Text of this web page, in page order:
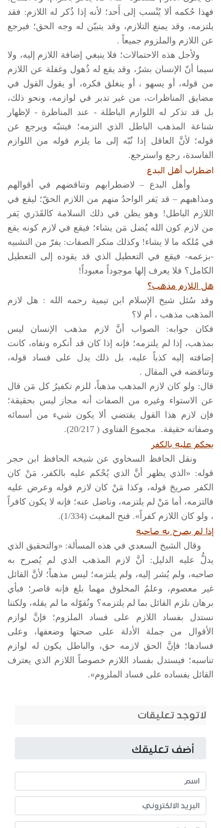
فهذا حُكمه ألا يُنْسب إلى أَحد؛ لأنه إذا ذُكر له اللازم: فقد
يلتزمه، وقد يمنع التلازم، وقد يتبيّن له وجه الحق؛ فيرجع
عن اللازم والملزوم جميعاً .
ولأجل هذه الاحتمالات؛ فلا ينبغي إضافة اللازم إليه، ولا
سيما أنّ الإنسان بشرٌ، وقد يقع له ذُهول وغفلة عن اللازم
من قوله، أو يسهو ، أو ينغلق فكره، أو يقول القول في
مضايق المناظرات، من غير تدبر في لوازمه، ونحو ذلك،
بل قد تذكر له اللوازم الباطلة - عند المناظرة - لإظهار
شناعة المذهب الباطل الذي التزمه؛ فيتنبّه ويرجع عن
قوله؛ لأنَّ العاقل إذا نُبّه إلى ما يلزم قوله من اللوازم
الفاسدة، رجع واسترجع.
اضطراب أهل البدع
وأهل البدع – لاضطرابهم وتناقضهم في أقوالهم
ومذاهبهم – قد يَفر الواحدُ منهم من اللازم الحقّ؛ ليقع في
اللازم الباطل! وهو يظن في ذلك السلامة كالقَدَري يَفر
من لازم كون الله يُضل مَن يشاء؛ فيقع في لازم كونه يقع
في مُلكه ما لا يشاء! وكذلك منكر الصفات: يفرّ من التشبيه
-بزعمه- فيقع في التعطيل الذي قد يقوده إلى التعطيل
الكامل؟ فلا يعرف إلها موجوداً معبوداً!
هل اللازم مذهب؟
وقد سُئل شيخ الإسلام ابن تيمية رحمه الله : هل لازم
المذهب مذهب ، أم لا؟
فكان جوابه: الصواب أنَّ لازم مذهب الإنسان ليس
بمذهب، إذا لم يلتزمه؛ فإنه إذا كان قد أنكره ونفاه، كانت
إضافته إليه كذباً عليه، بل ذلك يدل على فساد قوله،
وتناقضه في المقال .
قال: ولو كان لازم المذهب مذهباً، للزم تكفيرُ كل مَن قال
عن الاستواء وغيره من الصفات أنه مجاز ليس بحقيقة؛
فإن لازم هذا القول يقتضي ألا يكون شيء من أسمائه
وصفاته حقيقة. مجموع الفتاوى ( 20/217).
يحكم عليه بالكفر
ونقل الحافظ السخاوي عن شيخه الحافظ ابن حجر
قوله: «الذي يظهر أنَّ الذي يُحْكم عليه بالكفر، مَنْ كان
الكفر صريحَ قوله، وكذا مَنْ كان لازم قوله وعرض عليه
فالتزمه، أما مَنْ لم يلتزمه، وناضل عنه؛ فإنه لا يكون كافراً
، ولو كان اللازم كفراً». فنح المغيث (1/334).
إذا لم يصرح به صاحبه
وقال الشيخ السعدي في هذه المسألة: «والتحقيق الذي
يدلُّ عليه الدليل: أنَّ لازم المذهب الذي لم يُصرح به
صاحبه، ولم يُشر إليه، ولم يلتزمه؛ ليس مذهباً؛ لأنَّ القائل
غير معصوم، وعلمُ المخلوق مهما بلغ فإنه قاصر؛ فبأي
برهان نلزم القائل بما لم يلتزمه؟ ونُقوّله ما لم يقله، ولكننا
نستدل بفساد اللازم على فساد الملزوم؛ فإنَّ لوازم
الأقوال من جملة الأدلة على صحتها وضعفها، وعلى
فسادها؛ فإنَّ الحق لازمه حق، والباطل يكون له لوازم
تناسبه؛ فيستدل بفساد اللازم خصوصاً اللازم الذي يعترف
القائل بفساده على فساد الملزوم».
لاتوجد تعليقات
أضف تعليقك